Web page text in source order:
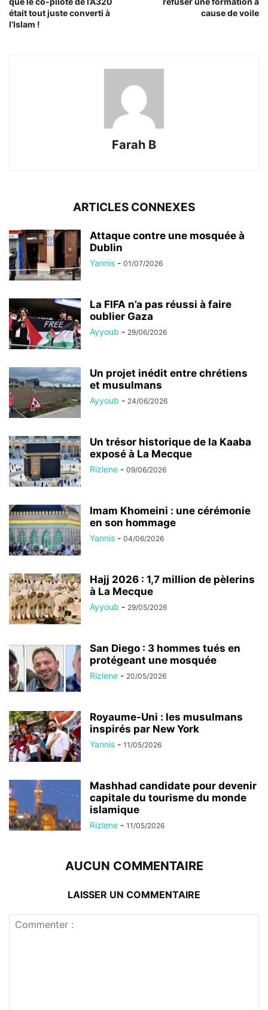
était tout juste converti à
l’Islam !
cause de voile
Farah B
ARTICLES CONNEXES
Attaque contre une mosquée à
Dublin
Yannis - 01/07/2026
La FIFA n’a pas réussi à faire
oublier Gaza
Ayyoub - 29/06/2026
Un projet inédit entre chrétiens
et musulmans
Ayyoub - 24/06/2026
Un trésor historique de la Kaaba
exposé à La Mecque
Rizlene - 09/06/2026
Imam Khomeini : une cérémonie
en son hommage
Yannis - 04/06/2026
Hajj 2026 : 1,7 million de pèlerins
à La Mecque
Ayyoub - 29/05/2026
San Diego : 3 hommes tués en
protégeant une mosquée
Rizlene - 20/05/2026
Royaume-Uni : les musulmans
inspirés par New York
Yannis - 11/05/2026
Mashhad candidate pour devenir
capitale du tourisme du monde
islamique
Rizlene - 11/05/2026
AUCUN COMMENTAIRE
LAISSER UN COMMENTAIRE